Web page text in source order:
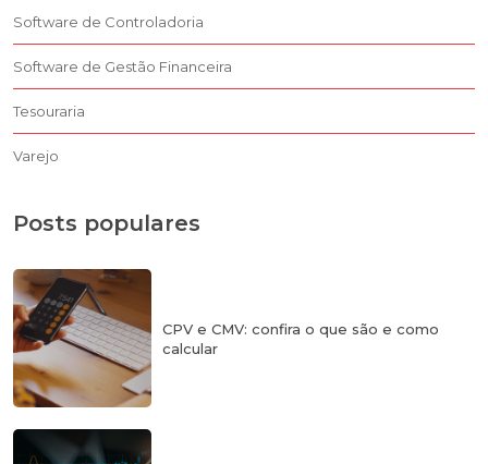
Software de Controladoria
Software de Gestão Financeira
Tesouraria
Varejo
Posts populares
CPV e CMV: confira o que são e como
calcular